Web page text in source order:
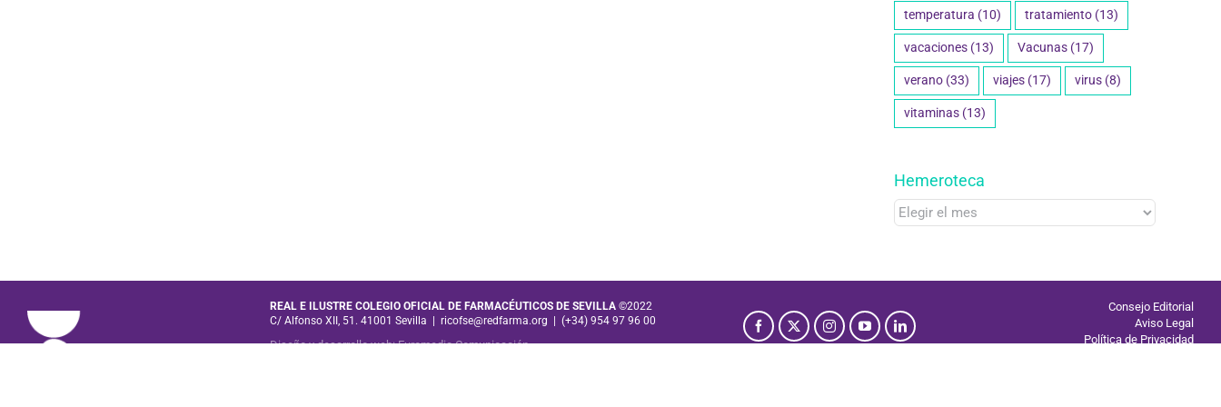
temperatura (10) tratamiento (13)
vacaciones (13) Vacunas (17)
verano (33) viajes (17) virus (8)
vitaminas (13)
Hemeroteca
Hemeroteca
REAL E ILUSTRE COLEGIO OFICIAL DE FARMACÉUTICOS DE SEVILLA ©2022
C/ Alfonso XII, 51. 41001 Sevilla |ricofse@redfarma.org |(+34) 954 97 96 00
Diseño y desarrollo web:Euromedia Comunicación
Consejo Editorial
Aviso Legal
Política de Privacidad